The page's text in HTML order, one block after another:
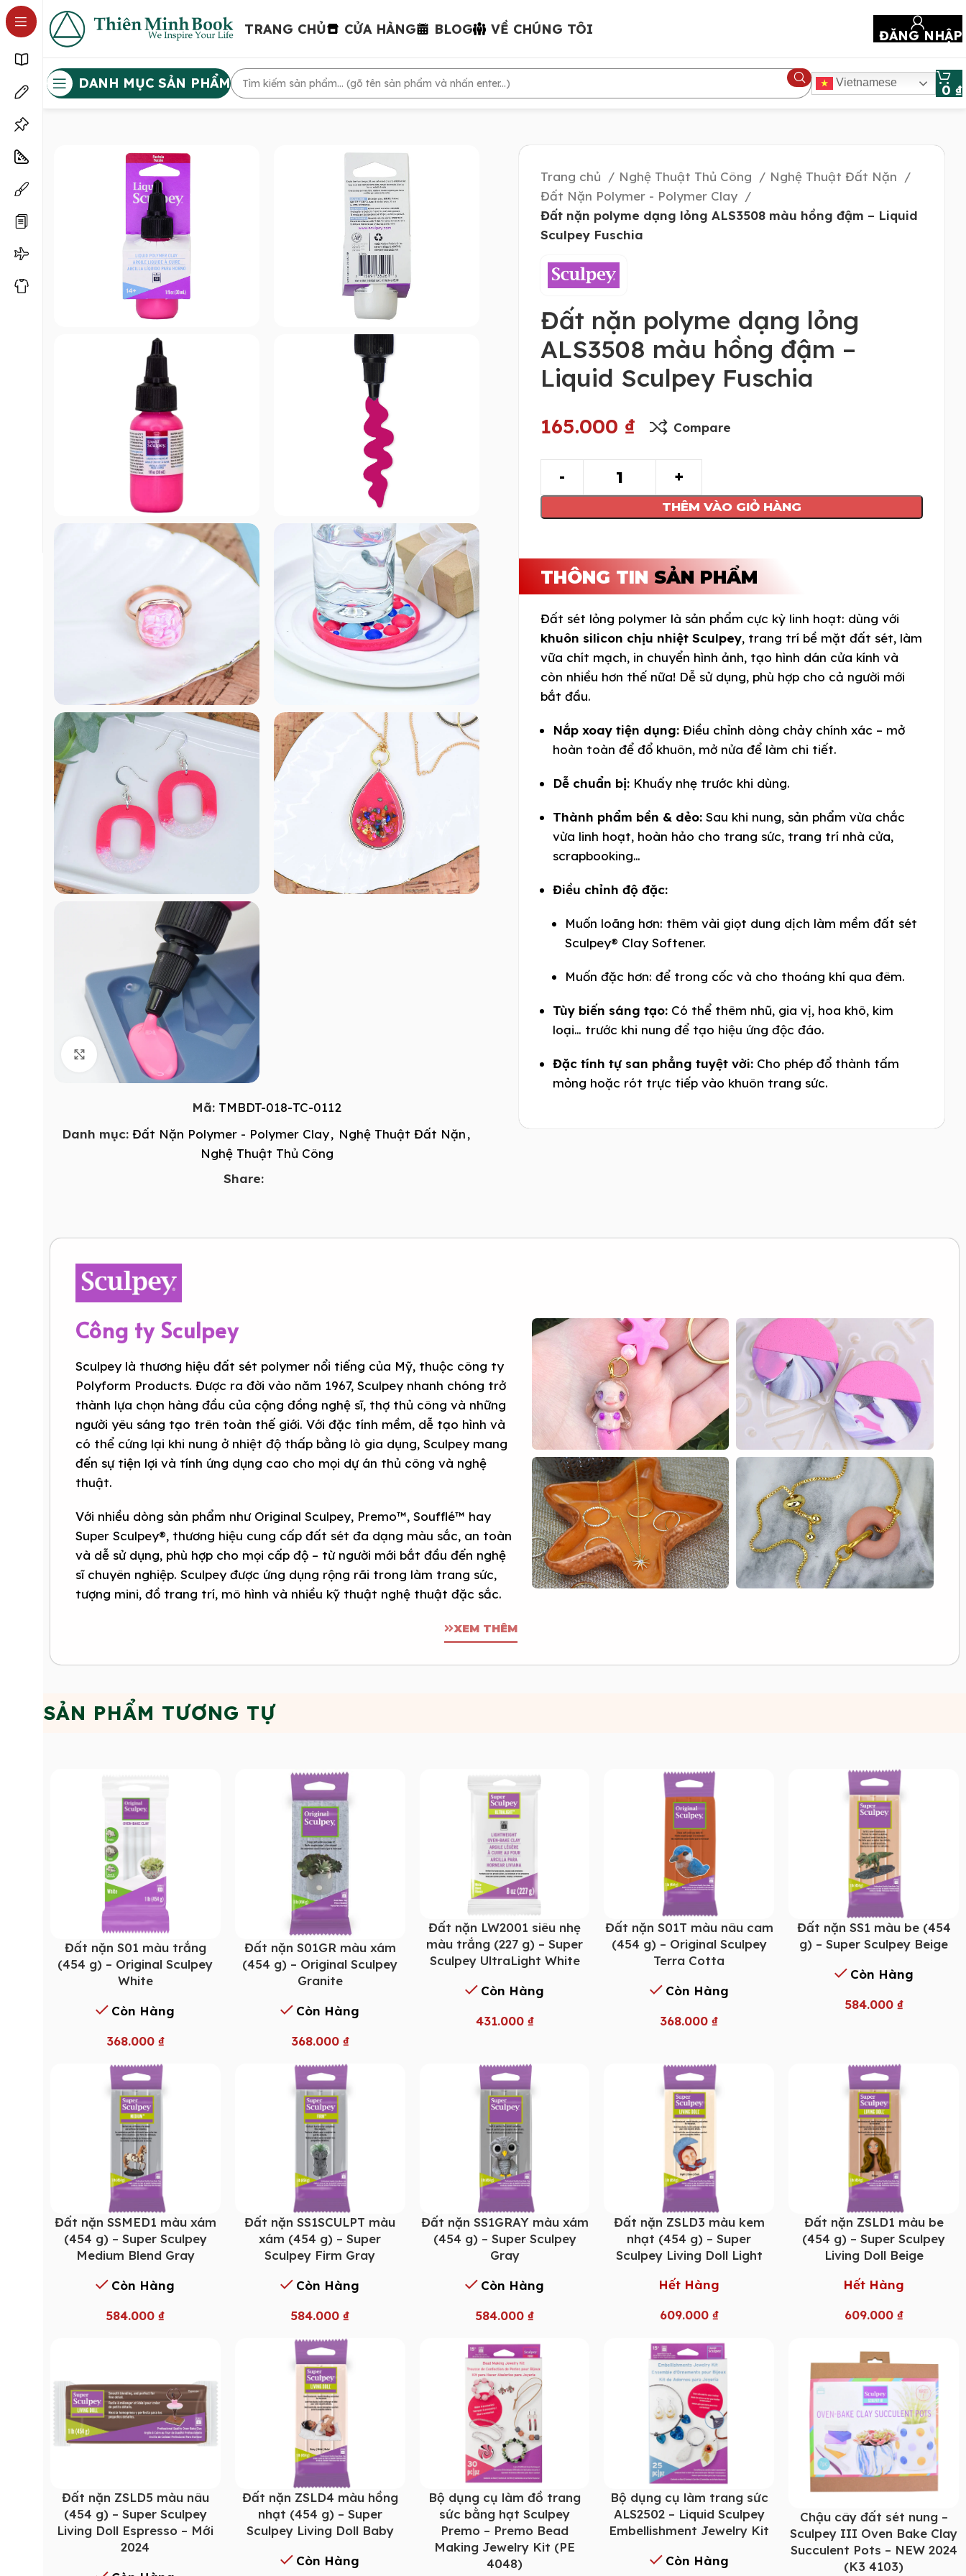
TRANG CHỦ CỬA HÀNG BLOG VỀ CHÚNG TÔI ĐĂNG NHẬP
DANH MỤC SẢN PHẨM Vietnamese 0 ₫
Click to enlarge
Mã: TMBDT-018-TC-0112
Danh mục: Đất Nặn Polymer - Polymer Clay, Nghệ Thuật Đất Nặn,
Nghệ Thuật Thủ Công
Share:
Trang chủ Nghệ Thuật Thủ Công
Nghệ Thuật Đất Nặn
Đất Nặn Polymer - Polymer Clay
Đất nặn polyme dạng lỏng ALS3508 màu hồng đậm – Liquid
Sculpey Fuschia
Đất nặn polyme dạng lỏng
ALS3508 màu hồng đậm –
Liquid Sculpey Fuschia
165.000 ₫ Compare
THÊM VÀO GIỎ HÀNG
THÔNG TIN SẢN PHẨM
Đất sét lỏng polymer là sản phẩm cực kỳ linh hoạt: dùng với
khuôn silicon chịu nhiệt Sculpey, trang trí bề mặt đất sét, làm
vữa chít mạch, in chuyển hình ảnh, tạo hình dán cửa kính và
còn nhiều hơn thế nữa! Dễ sử dụng, phù hợp cho cả người mới
bắt đầu.
Nắp xoay tiện dụng: Điều chỉnh dòng chảy chính xác – mở
hoàn toàn để đổ khuôn, mở nửa để làm chi tiết.
Dễ chuẩn bị: Khuấy nhẹ trước khi dùng.
Thành phẩm bền & dẻo: Sau khi nung, sản phẩm vừa chắc
vừa linh hoạt, hoàn hảo cho trang sức, trang trí nhà cửa,
scrapbooking…
Điều chỉnh độ đặc:
Muốn loãng hơn: thêm vài giọt dung dịch làm mềm đất sét
Sculpey® Clay Softener.
Muốn đặc hơn: để trong cốc và cho thoáng khí qua đêm.
Tùy biến sáng tạo: Có thể thêm nhũ, gia vị, hoa khô, kim
loại… trước khi nung để tạo hiệu ứng độc đáo.
Đặc tính tự san phẳng tuyệt vời: Cho phép đổ thành tấm
mỏng hoặc rót trực tiếp vào khuôn trang sức.
Công ty Sculpey
Sculpey là thương hiệu đất sét polymer nổi tiếng của Mỹ, thuộc công ty
Polyform Products. Được ra đời vào năm 1967, Sculpey nhanh chóng trở
thành lựa chọn hàng đầu của cộng đồng nghệ sĩ, thợ thủ công và những
người yêu sáng tạo trên toàn thế giới. Với đặc tính mềm, dễ tạo hình và
có thể cứng lại khi nung ở nhiệt độ thấp bằng lò gia dụng, Sculpey mang
đến sự tiện lợi và tính ứng dụng cao cho mọi dự án thủ công và nghệ
thuật.
Với nhiều dòng sản phẩm như Original Sculpey, Premo™, Soufflé™ hay
Super Sculpey®, thương hiệu cung cấp đất sét đa dạng màu sắc, an toàn
và dễ sử dụng, phù hợp cho mọi cấp độ – từ người mới bắt đầu đến nghệ
sĩ chuyên nghiệp. Sculpey được ứng dụng rộng rãi trong làm trang sức,
tượng mini, đồ trang trí, mô hình và nhiều kỹ thuật nghệ thuật đặc sắc.
XEM THÊM
SẢN PHẨM TƯƠNG TỰ
Đất nặn S01 màu trắng
(454 g) – Original Sculpey
White
Còn Hàng
368.000 ₫
Đất nặn S01GR màu xám
(454 g) – Original Sculpey
Granite
Còn Hàng
368.000 ₫
Đất nặn LW2001 siêu nhẹ
màu trắng (227 g) – Super
Sculpey UltraLight White
Còn Hàng
431.000 ₫
Đất nặn S01T màu nâu cam
(454 g) – Original Sculpey
Terra Cotta
Còn Hàng
368.000₫
Đất nặn SS1 màu be (454
g) – Super Sculpey Beige
Còn Hàng
584.000 ₫
Đất nặn SSMED1 màu xám
(454 g) – Super Sculpey
Medium Blend Gray
Còn Hàng
584.000₫
Đất nặn SS1SCULPT màu
xám (454 g) – Super
Sculpey Firm Gray
Còn Hàng
584.000₫
Đất nặn SS1GRAY màu xám
(454 g) – Super Sculpey
Gray
Còn Hàng
584.000 ₫
Đất nặn ZSLD3 màu kem
nhạt (454 g) – Super
Sculpey Living Doll Light
Hết Hàng
609.000 ₫
Đất nặn ZSLD1 màu be
(454 g) – Super Sculpey
Living Doll Beige
Hết Hàng
609.000 ₫
Đất nặn ZSLD5 màu nâu
(454 g) – Super Sculpey
Living Doll Espresso – Mới
2024
Đất nặn ZSLD4 màu hồng
nhạt (454 g) – Super
Sculpey Living Doll Baby
Còn Hàng
Bộ dụng cụ làm đồ trang
sức bằng hạt Sculpey
Premo – Premo Bead
Making Jewelry Kit (PE
4048)
Bộ dụng cụ làm trang sức
ALS2502 – Liquid Sculpey
Embellishment Jewelry Kit
Còn Hàng
Chậu cây đất sét nung –
Sculpey III Oven Bake Clay
Succulent Pots – NEW 2024
(K3 4103)